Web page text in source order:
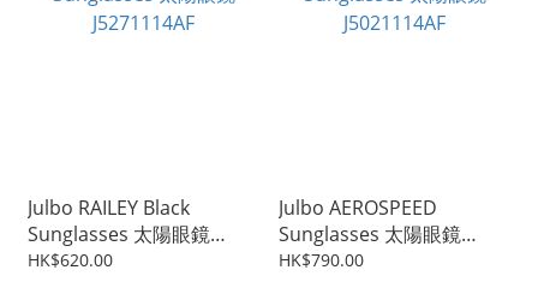
Julbo RAILEY Black
Sunglasses 太陽眼鏡
J5271114AF
HK$620.00
Julbo AEROSPEED
Sunglasses 太陽眼鏡
J5021114AF
HK$790.00